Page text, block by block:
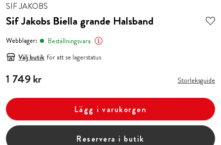
SIF JAKOBS
Sif Jakobs Biella grande Halsband
Webblager:
Beställningsvara
Välj butik för att se lagerstatus
Pris:1 749 kr
1 749 kr Storleksguide
Lägg i varukorgen
Reservera i butik